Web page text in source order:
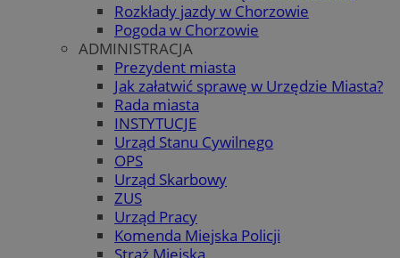
Rozkłady jazdy w Chorzowie
Pogoda w Chorzowie
ADMINISTRACJA
Prezydent miasta
Jak załatwić sprawę w Urzędzie Miasta?
Rada miasta
INSTYTUCJE
Urząd Stanu Cywilnego
OPS
Urząd Skarbowy
ZUS
Urząd Pracy
Komenda Miejska Policji